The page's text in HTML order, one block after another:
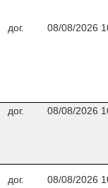
дог. 08/08/2026
дог.
08/08/2026
дог.
08/08/2026